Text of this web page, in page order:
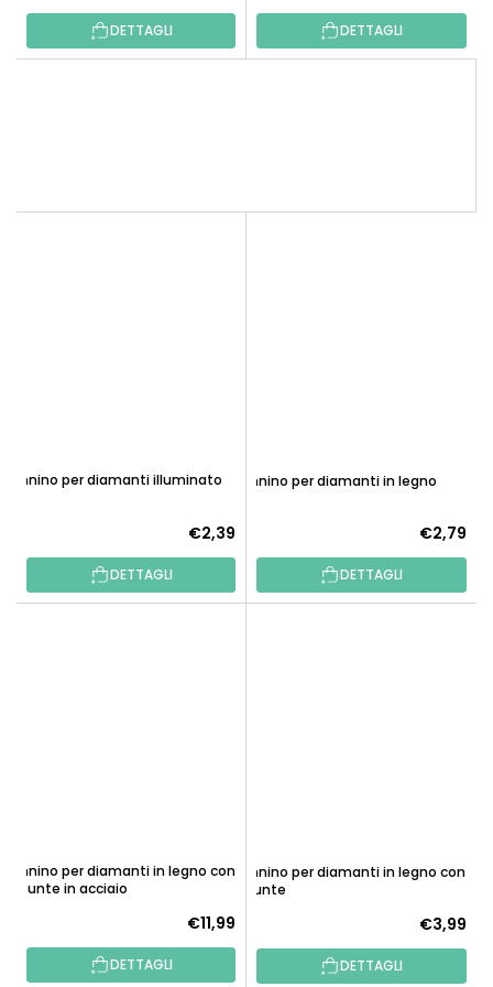
valutazione
media
del
stelle.
DETTAGLI DETTAGLI
Pennino per diamanti illuminato
valutazione
media
del
€2,39
DETTAGLI
Pennino per diamanti in legno
€2,79
DETTAGLI
Pennino per diamanti in legno con
13 punte in acciaio
€11,99
DETTAGLI
Pennino per diamanti in legno con
2 punte
€3,99
DETTAGLI